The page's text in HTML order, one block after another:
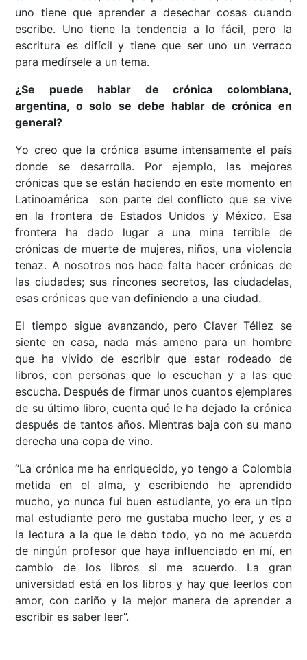
uno tiene que aprender a desechar cosas cuando
escribe. Uno tiene la tendencia a lo fácil, pero la
escritura es difícil y tiene que ser uno un verraco
para medírsele a un tema.
¿Se puede hablar de crónica colombiana,
argentina, o solo se debe hablar de crónica en
general?
Yo creo que la crónica asume intensamente el país
donde se desarrolla. Por ejemplo, las mejores
crónicas que se están haciendo en este momento en
Latinoamérica son parte del conflicto que se vive
en la frontera de Estados Unidos y México. Esa
frontera ha dado lugar a una mina terrible de
crónicas de muerte de mujeres, niños, una violencia
tenaz. A nosotros nos hace falta hacer crónicas de
las ciudades; sus rincones secretos, las ciudadelas,
esas crónicas que van definiendo a una ciudad.
El tiempo sigue avanzando, pero Claver Téllez se
siente en casa, nada más ameno para un hombre
que ha vivido de escribir que estar rodeado de
libros, con personas que lo escuchan y a las que
escucha. Después de firmar unos cuantos ejemplares
de su último libro, cuenta qué le ha dejado la crónica
después de tantos años. Mientras baja con su mano
derecha una copa de vino.
“La crónica me ha enriquecido, yo tengo a Colombia
metida en el alma, y escribiendo he aprendido
mucho, yo nunca fui buen estudiante, yo era un tipo
mal estudiante pero me gustaba mucho leer, y es a
la lectura a la que le debo todo, yo no me acuerdo
de ningún profesor que haya influenciado en mí, en
cambio de los libros si me acuerdo. La gran
universidad está en los libros y hay que leerlos con
amor, con cariño y la mejor manera de aprender a
escribir es saber leer”.